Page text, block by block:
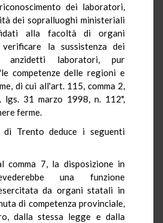
dei laboratori,
dei sopralluoghi ministeriali
alla facoltà di organi
la sussistenza dei
anzidetti laboratori, pur
competenze delle regioni e
di cui all'art. 115, comma 2,
lgs. 31 marzo 1998, n. 112",
ferme.
di Trento deduce i seguenti
comma 7, la disposizione in
una funzione
da organi statali in
di competenza provinciale,
dalla stessa legge e dalla